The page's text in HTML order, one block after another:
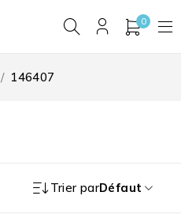
0
/ 146407
Trier parDéfaut